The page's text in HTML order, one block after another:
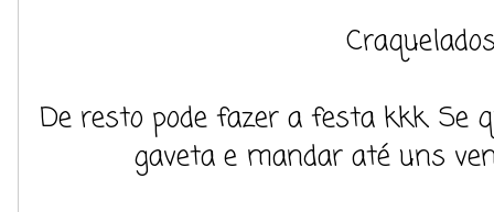
De resto pode fazer a festa kkk. Se
gaveta e mandar até uns